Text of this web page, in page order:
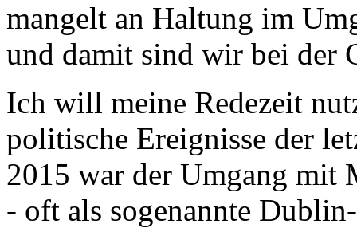
mangelt an Haltung im
und damit sind wir bei der
Ich will meine Redezeit
politische Ereignisse der
2015 war der Umgang mit
- oft als sogenannte